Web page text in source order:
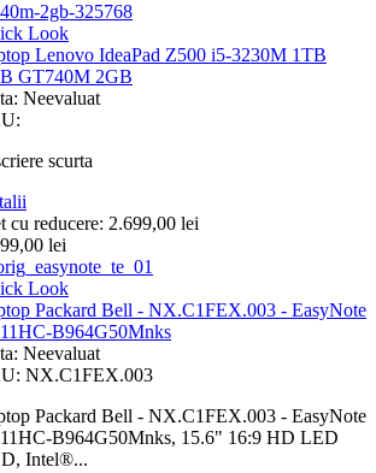
Look
Lenovo IdeaPad Z500 i5-3230M 1TB
GT740M 2GB
Neevaluat
scurta
cu reducere: 2.699,00 lei
lei
Look
Packard Bell - NX.C1FEX.003 - EasyNote
B964G50Mnks
Neevaluat
NX.C1FEX.003
Packard Bell - NX.C1FEX.003 - EasyNote
B964G50Mnks, 15.6" 16:9 HD LED
Intel®...